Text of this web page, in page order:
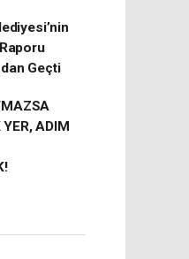
Geçti
YER, ADIM